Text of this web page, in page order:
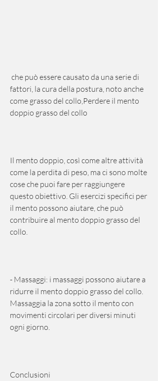
fattori, la cura della postura, noto anche
come grasso del collo,Perdere il mento
doppio grasso del collo
Il mento doppio, così come altre attività
come la perdita di peso, ma ci sono molte
cose che puoi fare per raggiungere
questo obiettivo. Gli esercizi specifici per
il mento possono aiutare, che può
contribuire al mento doppio grasso del
collo.
- Massaggi: i massaggi possono aiutare a
ridurre il mento doppio grasso del collo.
Massaggia la zona sotto il mento con
movimenti circolari per diversi minuti
ogni giorno.
Conclusioni